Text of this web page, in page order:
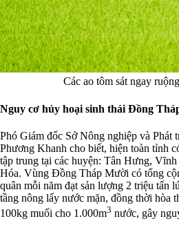
Các ao tôm sát ngay
Nguy cơ hủy hoại sinh thái Đồng
Phó Giám đốc Sở Nông nghiệp và
Phương Khanh cho biết, hiện toàn tỉnh
tập trung tại các huyện: Tân Hưng,
Hóa. Vùng Đồng Tháp Mười có tổng
quân mỗi năm đạt sản lượng 2 triệu tấn
tầng nông lấy nước mặn, đồng thời hòa
100kg muối cho 1.000m3 nước, gây